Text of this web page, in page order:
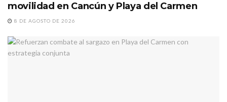
movilidad en Cancún y Playa del Carmen
8 DE AGOSTO DE 2026